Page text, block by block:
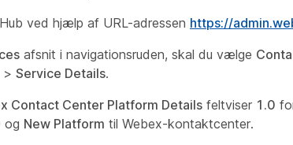
ved hjælp af URL-adressen https://
afsnit i navigationsruden, skal du vælge
> Service Details.
Contact Center Platform Details feltviser 1.0
og New Platform til Webex-kontaktcenter.